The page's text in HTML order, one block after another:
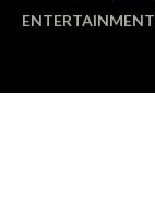
ENTERTAINMENT